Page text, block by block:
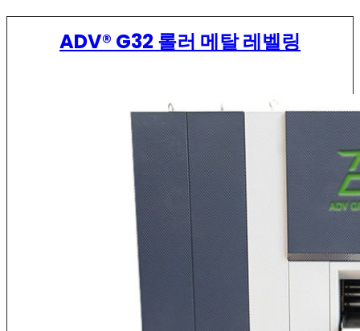
ADV® G32 롤러 메탈 레벨링